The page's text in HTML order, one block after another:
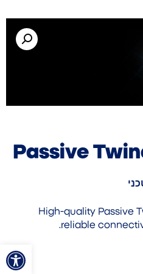
פתח
Passive
High-quality Passive
reliable